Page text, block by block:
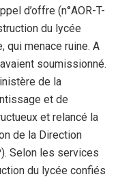
d’offre (n°AOR-T-
du lycée
qui menace ruine. A
soumissionné.
de la
et de
et relancé la
de la Direction
Selon les services
du lycée confiés